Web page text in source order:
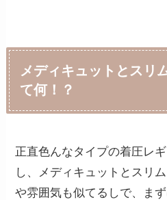
メディキュットとスリ
て何！？
正直色んなタイプの着圧レ
し、メディキュットとスリ
や雰囲気も似てるしで、ま